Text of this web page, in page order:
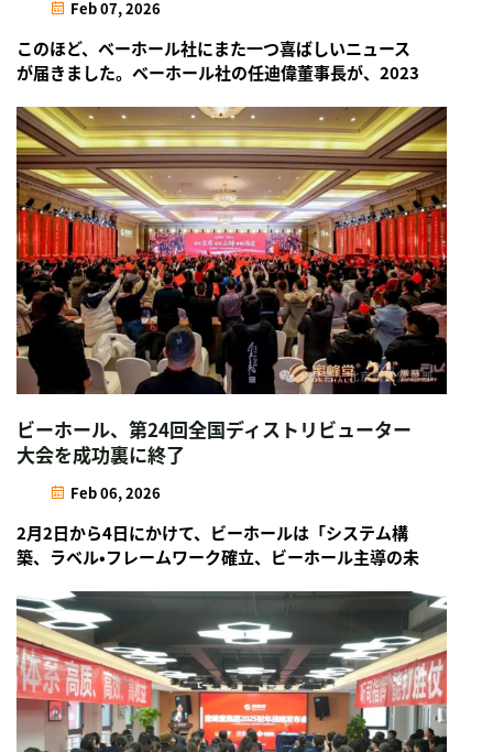
Feb 07, 2026
このほど、ベーホール社にまた一つ喜ばしいニュース
が届きました。ベーホール社の任迪偉董事長が、2023
商会議（CPPCC）委員」の称号を授与されました。今
後も…
ビーホール、第24回全国ディストリビューター
大会を成功裏に終了
Feb 06, 2026
2月2日から4日にかけて、ビーホールは「システム構
築、ラベル・フレームワーク確立、ビーホール主導の未
ーター代表大会を成功裏に開催しました。本大会で
は、2026年の戦略的方向性を定義し、事業基盤の強化
および全従業員・パートナー間での合意形成を図ること
を目的としています…